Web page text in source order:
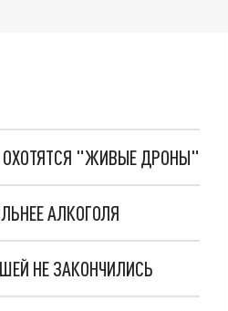
ОХОТЯТСЯ "ЖИВЫЕ ДРОНЫ"
АЛКОГОЛЯ
НЕ ЗАКОНЧИЛИСЬ